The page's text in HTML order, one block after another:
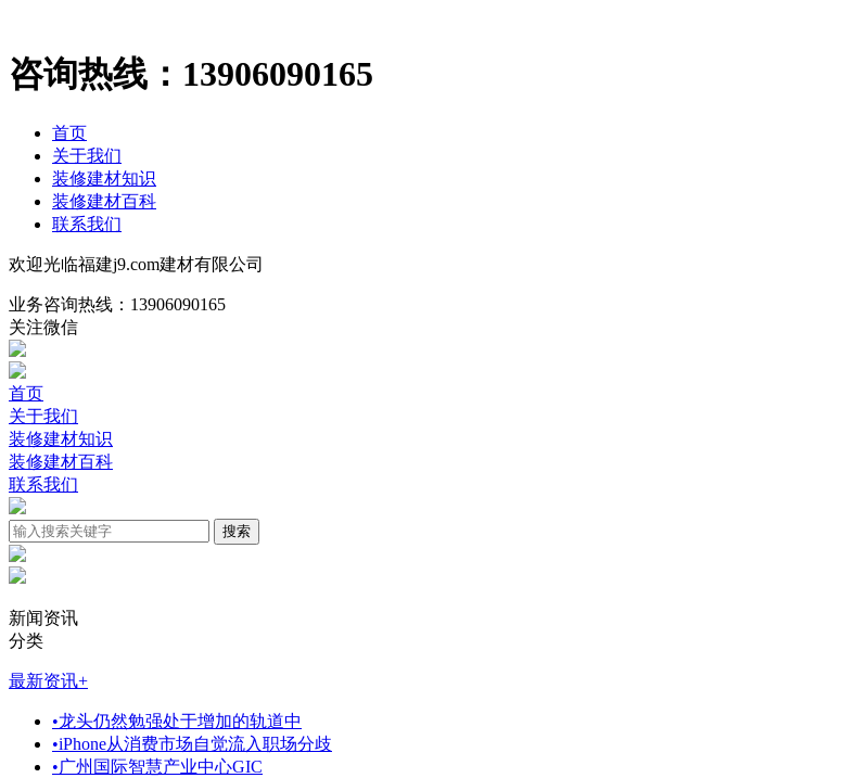
咨询热线： 13906090165
首页
关于我们
装修建材知识
装修建材百科
联系我们
欢迎光临福建j9.com建材有限公司
业务咨询热线： 13906090165
关注微信
首页
关于我们
装修建材知识
装修建材百科
联系我们
新闻资讯
分类
最新资讯+
•龙头仍然勉强处于增加的轨道中
•iPhone从消费市场自觉流入职场分歧
•广州国际智慧产业中心GIC